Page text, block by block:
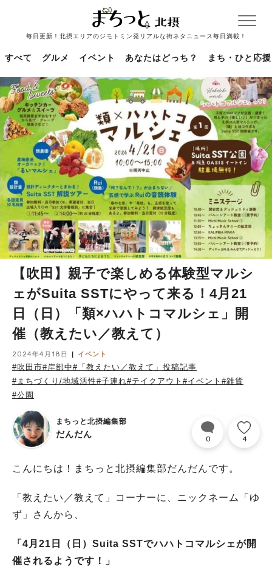
毎日更新！北摂エリアのジモトミン発リアルな街ネタニュース毎日満載！
すべて グルメ イベント あなたはどっち？ まち・ひと応援
【吹田】親子で楽しめる体験型マルシ
ェがSuita SSTにやって来る！4月21
日（日）「類×ハハトコマルシェ」開
催（教えたい／教えて）
2024年4月18日 イベント
#吹田市#岸部中#「教えたい／教えて」投稿記事
#まちづくり/地域活性#子連れ#テイクアウト #イベント #雑貨
#公園
まちっと北摂編集部
だんだん 0 4
こんにちは！まちっと北摂編集部だんだんです。
「教えたい／教えて」コーナーに、ニックネーム「ゆ
ず」さんから、
「4月21日（日）Suita SSTでハハトコマルシェが開
催されるようです！」